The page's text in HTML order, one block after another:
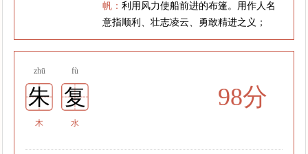
帆：利用风力使船前进的布篷。用作人名
意指顺利、壮志凌云、勇敢精进之义；
zhū fù
朱 复
木 水
98分